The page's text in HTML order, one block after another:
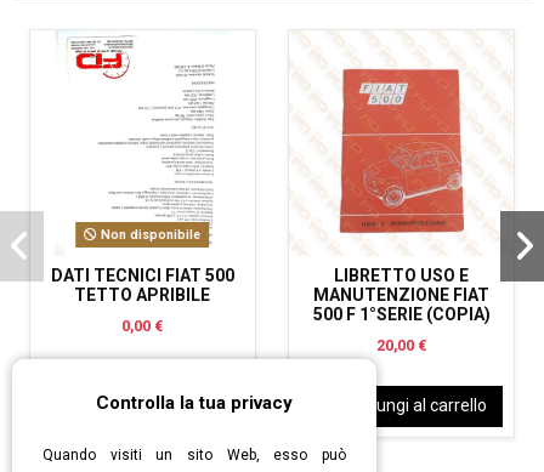
Non disponibile
DATI TECNICI FIAT 500
TETTO APRIBILE
0,00 €
View
LIBRETTO USO E
MANUTENZIONE FIAT
500 F 1°SERIE (COPIA)
20,00 €
Aggiungi al carrello
Controlla la tua privacy
Quando visiti un sito Web, esso può